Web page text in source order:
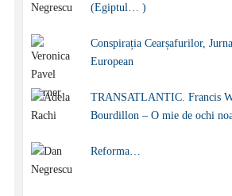
(Egiptul… )
Conspirația Cearșafurilor,
European
TRANSATLANTIC. Francis
Bourdillon – O mie de ochi
Reforma…